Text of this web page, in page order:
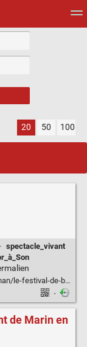
20 50 100
· spectacle_vivant
2021-23-04-2021-12739444.php
·
de Marin en